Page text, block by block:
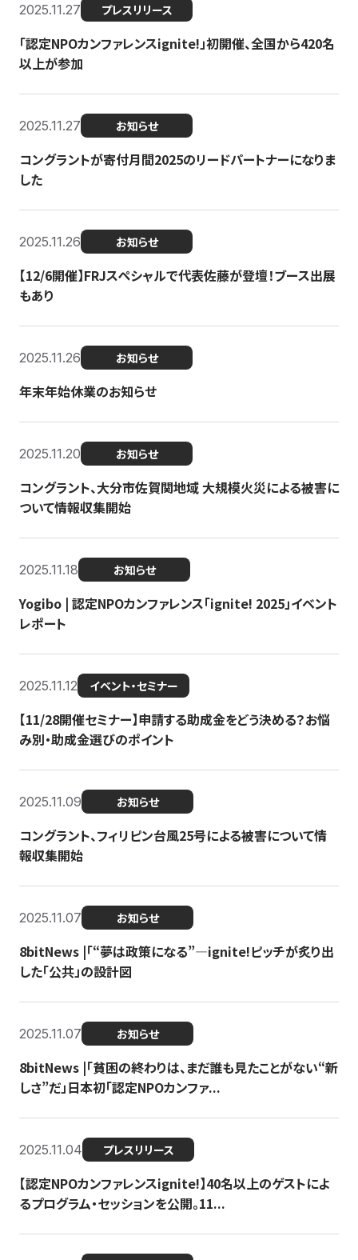
2025.11.27 プレスリリース
「認定NPOカンファレンスignite!」初開催、全国から420名
以上が参加
2025.11.27 お知らせ
コングラントが寄付月間2025のリードパートナーになりま
した
2025.11.26 お知らせ
【12/6開催】FRJスペシャルで代表佐藤が登壇！ブース出展
もあり
2025.11.26 お知らせ
年末年始休業のお知らせ
2025.11.20 お知らせ
コングラント、大分市佐賀関地域 大規模火災による被害に
ついて情報収集開始
2025.11.18 お知らせ
Yogibo | 認定NPOカンファレンス「ignite! 2025」イベント
レポート
2025.11.12 イベント・セミナー
【11/28開催セミナー】申請する助成金をどう決める？お悩
み別・助成金選びのポイント
2025.11.09 お知らせ
コングラント、フィリピン台風25号による被害について情
報収集開始
2025.11.07 お知らせ
8bitNews |「“夢は政策になる”—ignite!ピッチが炙り出
した「公共」の設計図
2025.11.07 お知らせ
8bitNews |「貧困の終わりは、まだ誰も見たことがない“新
しさ”だ」日本初「認定NPOカンファ...
2025.11.04 プレスリリース
【認定NPOカンファレンスignite!】40名以上のゲストによ
るプログラム・セッションを公開。11...